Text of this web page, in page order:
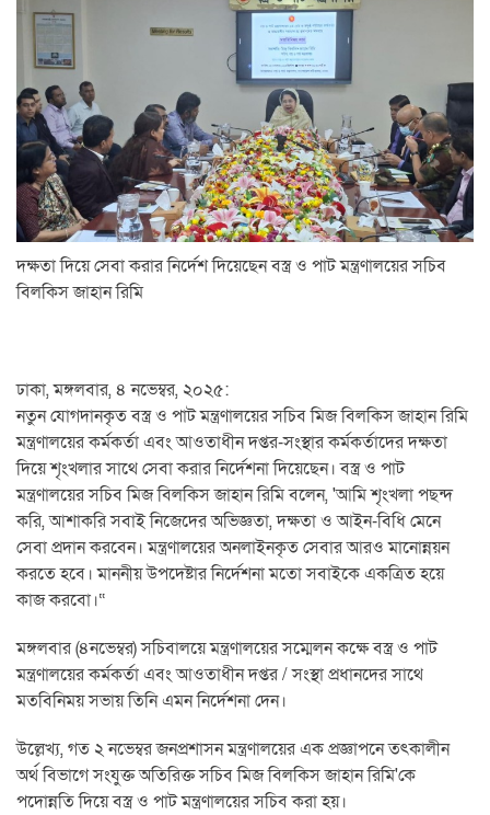
দক্ষতা দিয়ে সেবা করার নির্দেশ দিয়েছেন বস্ত্র ও পাট মন্ত্রণালয়ের সচিব
বিলকিস জাহান রিমি
ঢাকা, মঙ্গলবার, ৪ নভেম্বর, ২০২৫:
নতুন যোগদানকৃত বস্ত্র ও পাট মন্ত্রণালয়ের সচিব মিজ বিলকিস জাহান রিমি
মন্ত্রণালয়ের কর্মকর্তা এবং আওতাধীন দপ্তর-সংস্থার কর্মকর্তাদের দক্ষতা
দিয়ে শৃংখলার সাথে সেবা করার নির্দেশনা দিয়েছেন। বস্ত্র ও পাট
মন্ত্রণালয়ের সচিব মিজ বিলকিস জাহান রিমি বলেন, 'আমি শৃংখলা পছন্দ
করি, আশাকরি সবাই নিজেদের অভিজ্ঞতা, দক্ষতা ও আইন-বিধি মেনে
সেবা প্রদান করবেন। মন্ত্রণালয়ের অনলাইনকৃত সেবার আরও মানোন্নয়ন
করতে হবে। মাননীয় উপদেষ্টার নির্দেশনা মতো সবাইকে একত্রিত হয়ে
কাজ করবো।“
মঙ্গলবার (৪নভেম্বর) সচিবালয়ে মন্ত্রণালয়ের সম্মেলন কক্ষে বস্ত্র ও পাট
মন্ত্রণালয়ের কর্মকর্তা এবং আওতাধীন দপ্তর / সংস্থা প্রধানদের সাথে
মতবিনিময় সভায় তিনি এমন নির্দেশনা দেন।
উল্লেখ্য, গত ২ নভেম্বর জনপ্রশাসন মন্ত্রণালয়ের এক প্রজ্ঞাপনে তৎকালীন
অর্থ বিভাগে সংযুক্ত অতিরিক্ত সচিব মিজ বিলকিস জাহান রিমি'কে
পদোন্নতি দিয়ে বস্ত্র ও পাট মন্ত্রণালয়ের সচিব করা হয়।